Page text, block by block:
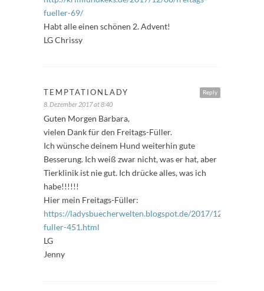
fueller-69/
Habt alle einen schönen 2. Advent!
LG Chrissy
Reply
TEMPTATIONLADY
8. Dezember 2017 at 8:40
Guten Morgen Barbara,
vielen Dank für den Freitags-Füller.
Ich wünsche deinem Hund weiterhin gute
Besserung. Ich weiß zwar nicht, was er hat, aber
Tierklinik ist nie gut. Ich drücke alles, was ich
habe!!!!!!
Hier mein Freitags-Füller:
https://ladysbuecherwelten.blogspot.de/2017/12/freitags-
fuller-451.html
LG
Jenny